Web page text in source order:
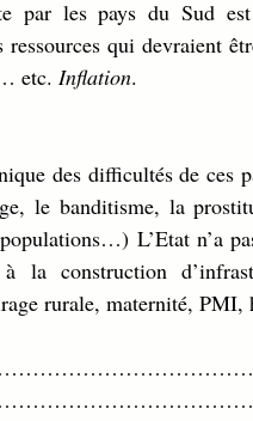
par les pays du Sud
qui devraient
etc. Inflation.
des difficultés de ces
le banditisme, la
L’Etat n’a
la construction
rurale, maternité,